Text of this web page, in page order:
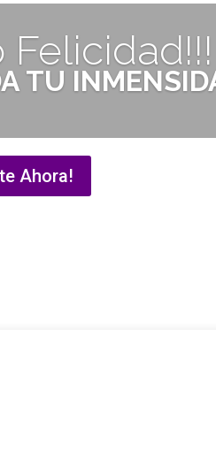
Felicidad!!!
TU
Ahora!